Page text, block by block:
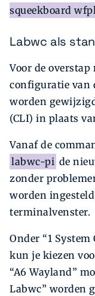
squeekboard
Labwc als
Voor de
configuratie van
worden
(CLI) in plaats
Vanaf de
labwc-pi de
zonder
worden
terminalvenster.
Onder “1 System
kun je kiezen
“A6 Wayland”
Labwc” worden